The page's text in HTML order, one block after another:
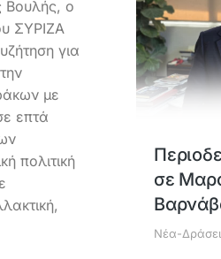
Βουλής, ο
ΣΥΡΙΖΑ
για
με
επτά
πολιτική
σε
Νέα-